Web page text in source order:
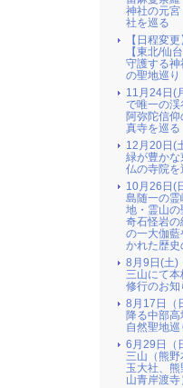
神社の元
社を巡る
【日程変
【東北/仙
守護する
の聖地巡り
11月24日(
で唯一の渓
阿弥陀信
真寺を巡る
12月20日(
緑が豊かな
仏の寺院を
10月26日(
島随一の霊
地・霊山
奇石怪岩
の一大伽
かれた歴史
8月9日(土)
三山にて
修行のお知
8月17日（
降る中部
自然聖地
6月29日（
三山（熊野
玉大社、
山青岸渡寺